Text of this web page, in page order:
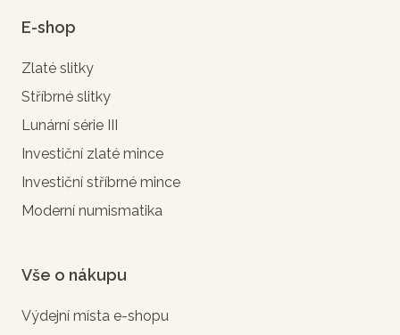
E-shop
Zlaté slitky
Stříbrné slitky
Lunární série III
Investiční zlaté mince
Investiční stříbrné mince
Moderní numismatika
Vše o nákupu
Výdejní místa e-shopu